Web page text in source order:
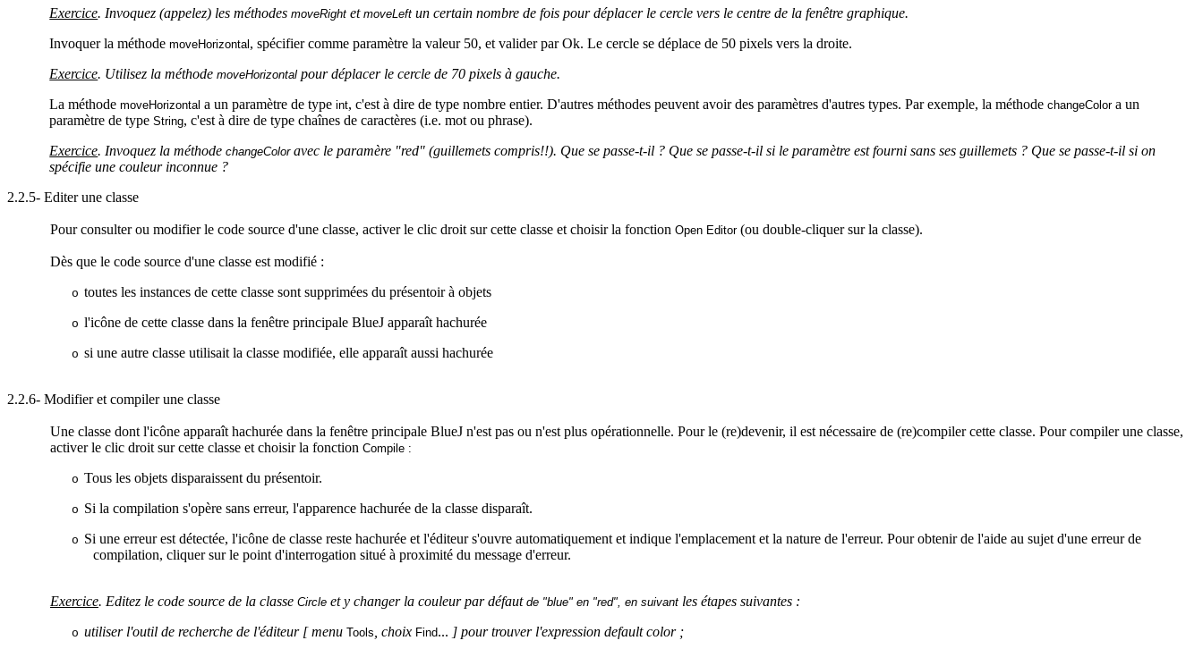
Exercice. Invoquez (appelez) les méthodesmoveRight etmoveLeft un certain nombre de fois pour déplacer le cercle vers le centre de la fenêtre graphique.
Invoquer la méthodemoveHorizontal , spécifier comme paramètre la valeur 50, et valider par Ok. Le cercle se déplace de 50 pixels vers la droite.
Exercice. Utilisez la méthodemoveHorizontal pour déplacer le cercle de 70 pixels à gauche.
La méthodemoveHorizontal a un paramètre de typeint, c'est à dire de type nombre entier. D'autres méthodes peuvent avoir des paramètres d'autres types. Par exemple, la méthodechangeColora un
paramètre de typeString, c'est à dire de type chaînes de caractères (i.e. mot ou phrase).
Exercice. Invoquez la méthodechangeColor avec le paramère "red" (guillemets compris!!). Que se passe-t-il ? Que se passe-t-il si le paramètre est fourni sans ses guillemets ? Que se passe-t-il si on
spécifie une couleur inconnue ?
2.2.5- Editer une classe
Pour consulter ou modifier le code source d'une classe, activer le clic droit sur cette classe et choisir la fonction Open Editor(ou double-cliquer sur la classe).
Dès que le code source d'une classe est modifié :
o toutes les instances de cette classe sont supprimées du présentoir à objets
o l'icône de cette classe dans la fenêtre principale BlueJ apparaît hachurée
o si une autre classe utilisait la classe modifiée, elle apparaît aussi hachurée
2.2.6- Modifier et compiler une classe
Une classe dont l'icône apparaît hachurée dans la fenêtre principale BlueJ n'est pas ou n'est plus opérationnelle. Pour le (re)devenir, il est nécessaire de (re)compiler cette classe. Pour compiler une classe,
activer le clic droit sur cette classe et choisir la fonction Compile :
o Tous les objets disparaissent du présentoir.
o Si la compilation s'opère sans erreur, l'apparence hachurée de la classe disparaît.
o Si une erreur est détectée, l'icône de classe reste hachurée et l'éditeur s'ouvre automatiquement et indique l'emplacement et la nature de l'erreur. Pour obtenir de l'aide au sujet d'une erreur de
compilation, cliquer sur le point d'interrogation situé à proximité du message d'erreur.
Exercice. Editez le code source de la classe Circle et y changerla couleur par défaut de "blue" en "red", en suivant les étapes suivantes :
o utiliser l'outil de recherche de l'éditeur [ menu Tools , choix Find... ] pour trouver l'expression defaultcolor;